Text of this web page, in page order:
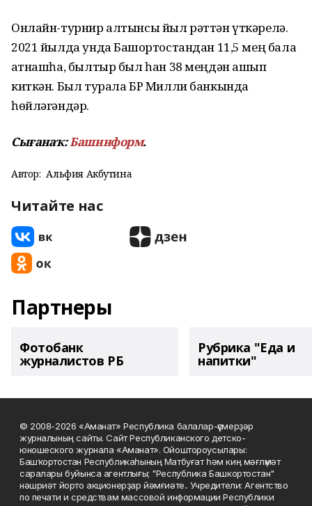
Онлайн-турнир алтынсы йыл рәттән үткәрелә.
2021 йылда унда Башҡортостандан 11,5 мең бала
ҡатнашһа, былтыр был һан 38 меңдән ашып
киткән. Был турала БР Милли банкында
һөйләгәндәр.
Сығанаҡ:Башинформ.
Автор: Альфия Акбутина
Читайте нас
Партнеры
Фотобанк
журналистов РБ
Рубрика "Еда и
напитки"
© 2008-2026 «Аманат» Республика балалар-үҫмерҙәр
журналының сайты. Сайт Республиканского детско-
юношеского журнала «Аманат». Ойоштороусылары:
Башҡортостан Республикаһының Матбуғат һәм киң мәғлүмәт
саралары буйынса агентлығы; "Республика Башкортостан"
нәшриәт йорто акционерҙар йәмғиәте.. Учредители: Агентство
по печати и средствам массовой информации Республики